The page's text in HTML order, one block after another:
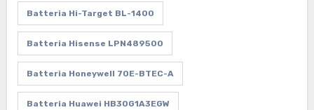
Batteria Hi-Target BL-1400
Batteria Hisense LPN489500
Batteria Honeywell 70E-BTEC-A
Batteria Huawei HB30G1A3EGW